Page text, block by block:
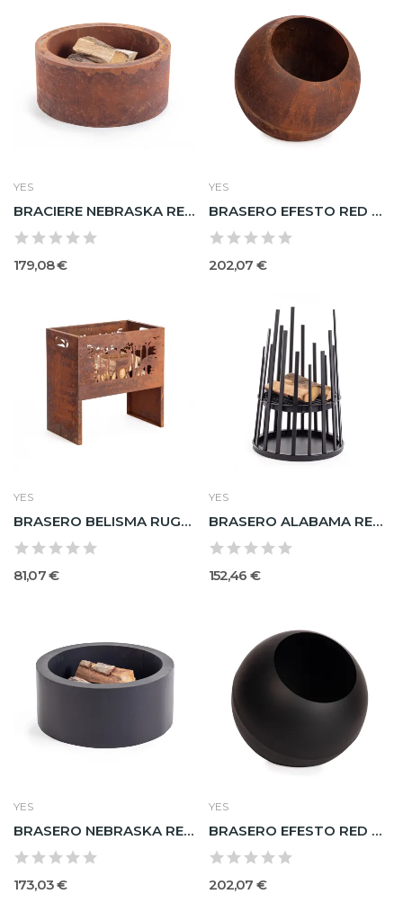
YES
BRACIERE NEBRASKA RED BAJ ROJIZO D60X26H
179,08 €
YES
BRASERO EFESTO RED ROJIZO D50X45H
202,07 €
YES
BRASERO BELISMA RUGGINE 50X30
81,07 €
YES
BRASERO ALABAMA RED NEGRO D50X70H
152,46 €
YES
BRASERO NEBRASKA RED BAJO NEGRO D60X26H
173,03 €
YES
BRASERO EFESTO RED NEGRO D50X45H
202,07 €